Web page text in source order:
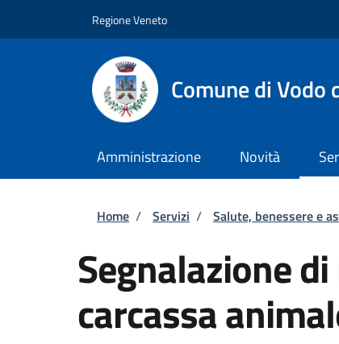
Regione Veneto
Comune di Vodo
Amministrazione Novità
Briciole di pane
Home / Servizi / Salute, benessere e
Segnalazione
carcassa